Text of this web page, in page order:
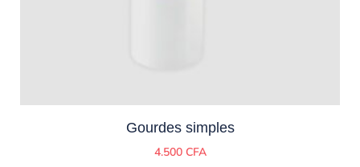
Gourdes simples
4.500 CFA